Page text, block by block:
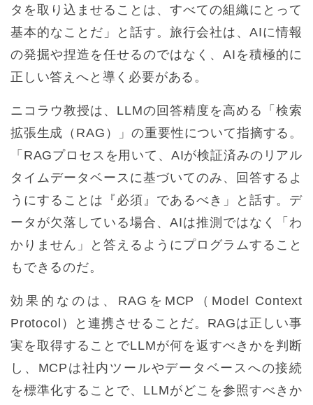
タを取り込ませることは、すべての組織にとって
基本的なことだ」と話す。旅行会社は、AIに情報
の発掘や捏造を任せるのではなく、AIを積極的に
正しい答えへと導く必要がある。
ニコラウ教授は、LLMの回答精度を高める「検索
拡張生成（RAG）」の重要性について指摘する。
「RAGプロセスを用いて、AIが検証済みのリアル
タイムデータベースに基づいてのみ、回答するよ
うにすることは『必須』であるべき」と話す。デ
ータが欠落している場合、AIは推測ではなく「わ
かりません」と答えるようにプログラムすること
もできるのだ。
効果的なのは、RAGをMCP（Model Context
Protocol）と連携させることだ。RAGは正しい事
実を取得することでLLMが何を返すべきかを判断
し、MCPは社内ツールやデータベースへの接続
を標準化することで、LLMがどこを参照すべきか